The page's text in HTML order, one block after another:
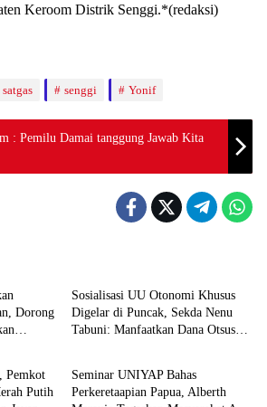
Keroom Distrik Senggi.*(redaksi)
satgas senggi Yonif
: Pemilu Damai tanggung Jawab Kita
Dorong
Sosialisasi UU Otonomi Khusus
Digelar di Puncak, Sekda Nenu
Tabuni: Manfaatkan Dana Otsus
Pemkot
Putih
BERITA
Seminar UNIYAP Bahas
Perkeretaapian Papua, Alberth